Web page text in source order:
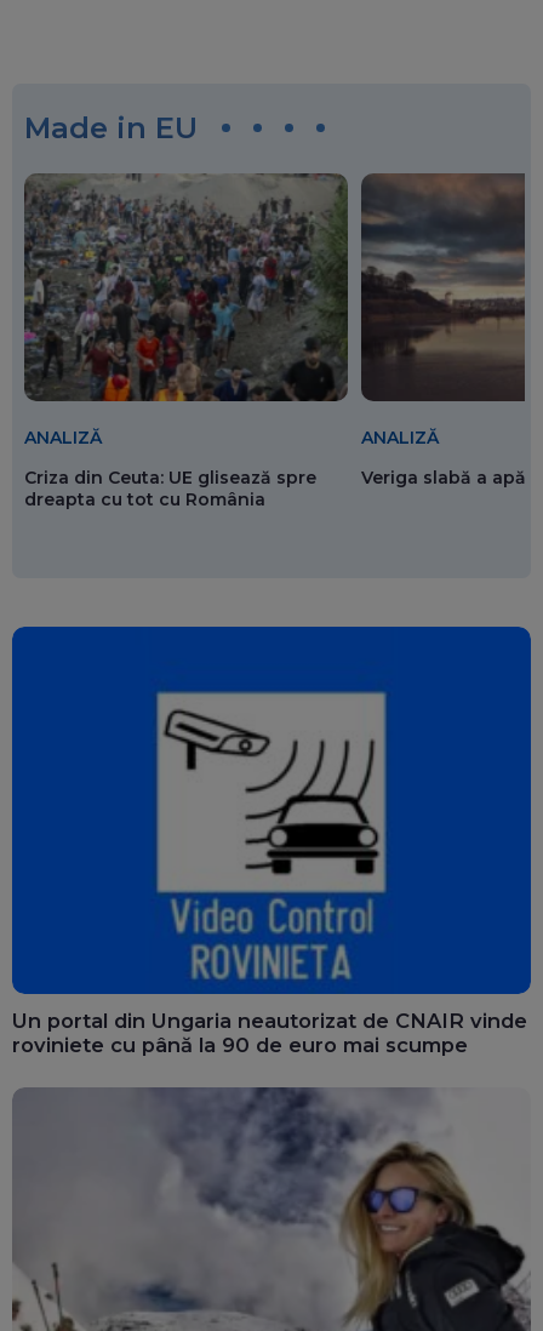
Made in EU
ANALIZĂ
Criza din Ceuta: UE glisează spre
dreapta cu tot cu România
ANALIZĂ
Veriga slabă a
Un portal din Ungaria neautorizat de CNAIR vinde
roviniete cu până la 90 de euro mai scumpe